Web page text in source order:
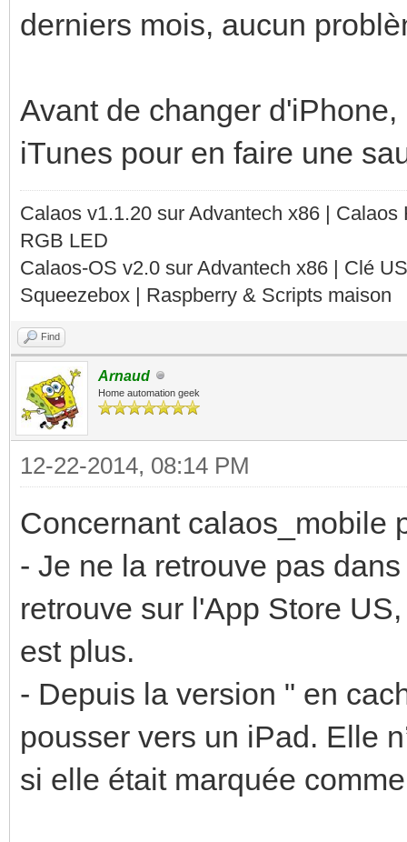
derniers mois, aucun
Avant de changer
iTunes pour en faire une
Calaos v1.1.20 sur Advantech x86 |
RGB LED
Calaos-OS v2.0 sur Advantech x86 | Clé
Squeezebox | Raspberry & Scripts maison
Find
Arnaud
Home automation geek
12-22-2014, 08:14 PM
Concernant calaos_mobile
- Je ne la retrouve pas
retrouve sur l'App Store
est plus.
- Depuis la version " en
pousser vers un iPad. Elle
si elle était marquée